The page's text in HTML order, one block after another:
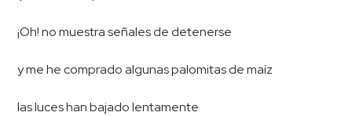
¡Oh! no muestra señales de detenerse
y me he comprado algunas palomitas de maíz
las luces han bajado lentamente